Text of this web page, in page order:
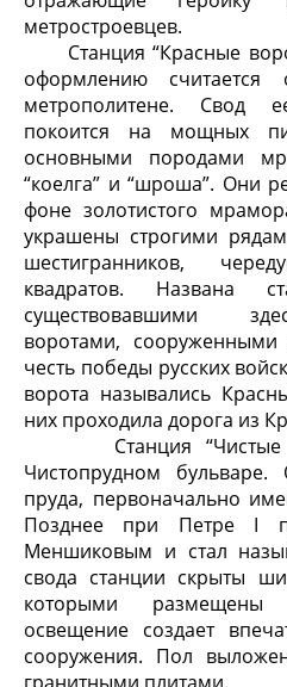
метростроевцев.
Станция “Красные
оформлению
метрополитене. Свод
покоится на мощных
основными породами
“коелга” и “шроша”. Они
фоне золотистого
украшены строгими
шестигранников,
квадратов. Названа
существовавшими
воротами,
честь победы русских
ворота назывались
них проходила дорога из
Станция “Чистые
Чистопрудном
пруда, первоначально
Позднее при Петре I
Меншиковым и стал
свода станции скрыты
которыми размещены
освещение создает
сооружения. Пол